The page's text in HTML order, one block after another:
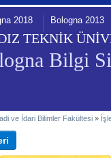
TEKNİK
Bilgi
2018 Bologna 2013
ve İdari Bilimler Fakültesi »